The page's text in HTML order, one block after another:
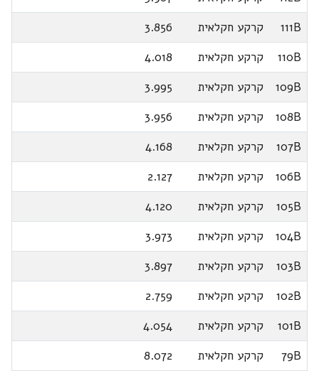
111B
קרקע חקלאית
3.856
110B
קרקע חקלאית
4.018
109B
קרקע חקלאית
3.995
108B
קרקע חקלאית
3.956
107B
קרקע חקלאית
4.168
106B
קרקע חקלאית
2.127
105B
קרקע חקלאית
4.120
104B
קרקע חקלאית
3.973
103B
קרקע חקלאית
3.897
102B
קרקע חקלאית
2.759
101B
קרקע חקלאית
4.054
79B
קרקע חקלאית
8.072